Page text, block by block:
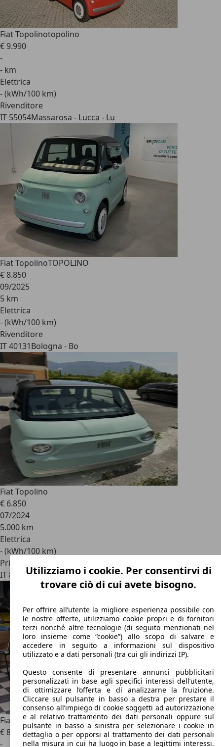
Fiat Topolinotopolino
€ 9.990
-
- km
Elettrica
- (kWh/100 km)
Rivenditore
IT 55054Massarosa - Lucca - Lu
Fiat TopolinoTOPOLINO
€ 8.850
09/2025
5 km
Elettrica
- (kWh/100 km)
Rivenditore
IT 40131Bologna - Bo
Fiat Topolino
€ 6.850
07/2024
5.000 km
Elettrica
- (kWh/100 km)
Privato
IT 82037Telese Terme
Fiat Topolino6kw
€ 8.600
-
Utilizziamo i cookie. Per consentirvi di
trovare ciò di cui avete bisogno.
Per offrire all’utente la migliore esperienza possibile con
le nostre offerte, utilizziamo cookie propri e di fornitori
terzi nonché altre tecnologie (di seguito menzionati nel
loro insieme come “cookie”) allo scopo di salvare e
accedere in seguito a informazioni sul dispositivo
utilizzato e a dati personali (tra cui gli indirizzi IP).
Questo consente di presentare annunci pubblicitari
personalizzati in base agli specifici interessi dell’utente,
di ottimizzare l’offerta e di analizzarne la fruizione.
Cliccare sul pulsante in basso a destra per prestare il
consenso all’impiego di cookie soggetti ad autorizzazione
e al relativo trattamento dei dati personali oppure sul
pulsante in basso a sinistra per selezionare i cookie in
dettaglio o per opporsi al trattamento dei dati personali
nella misura in cui ha luogo in base a legittimi interessi.